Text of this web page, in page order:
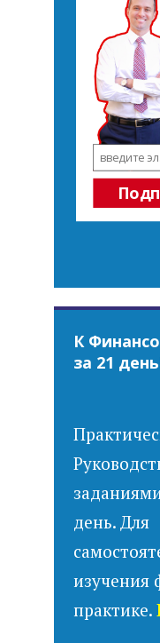
К
за 21
день. Для
изучения
практике.